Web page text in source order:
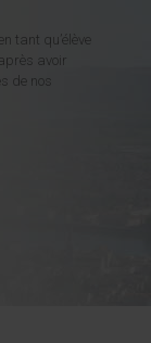
tant qu’élève
avoir
de nos